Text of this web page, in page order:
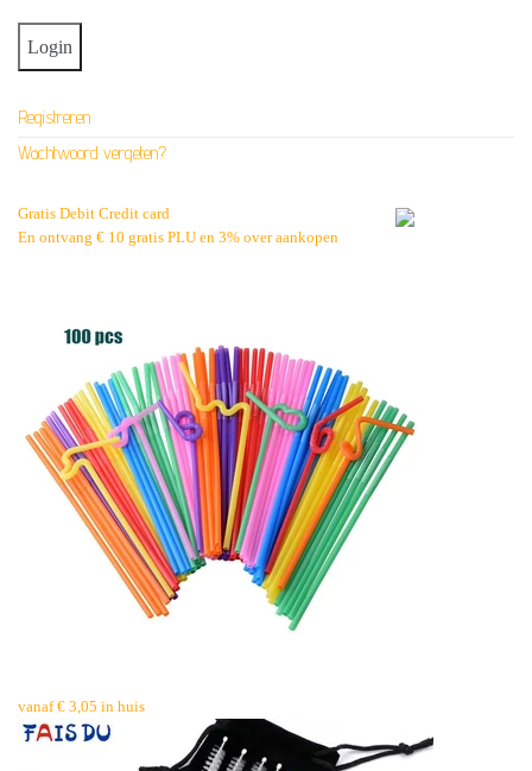
Registreren
Wachtwoord vergeten?
Gratis Debit Credit card
En ontvang € 10 gratis PLU en 3% over aankopen
vanaf € 3,05 in huis